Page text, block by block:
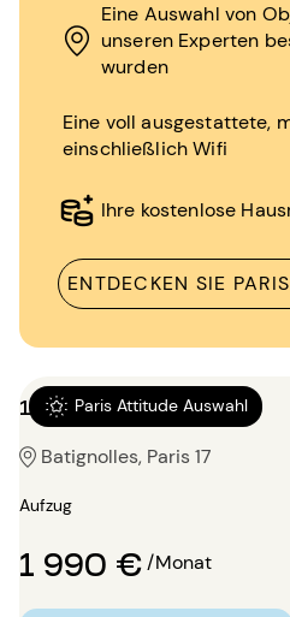
Eine Auswahl von
unseren Experten
wurden
Eine voll ausgestattete,
einschließlich Wifi
Ihre kostenlose
ENTDECKEN SIE
Paris Attitude Auswahl
1 Zimmer 45m²
Batignolles, Paris 17
Aufzug
1 990 €/Monat